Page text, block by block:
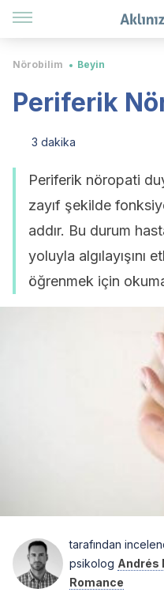
Nörobilim Beyin
Periferik
3 dakika
Periferik nöropati
zayıf şekilde
addır. Bu durum
yoluyla algılayışını
öğrenmek için
tarafından
psikolog Andrés
Romance